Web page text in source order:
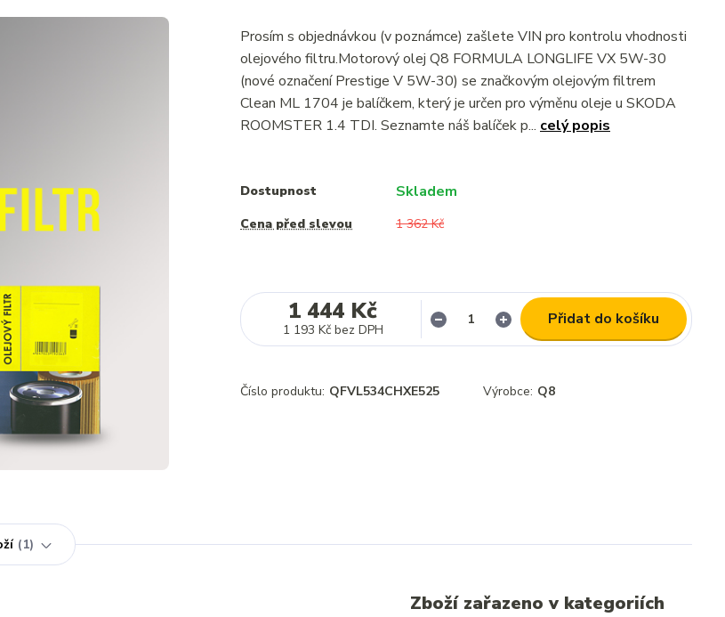
Prosím s objednávkou (v poznámce) zašlete VIN pro kontrolu vhodnosti
olejového filtru.Motorový olej Q8 FORMULA LONGLIFE VX 5W-30
(nové označení Prestige V 5W-30) se značkovým olejovým filtrem
Clean ML 1704 je balíčkem, který je určen pro výměnu oleje u SKODA
ROOMSTER 1.4 TDI. Seznamte náš balíček p... celý popis
Dostupnost Skladem
Cena před slevou 1 362 Kč
1 444 Kč
1 193 Kč bez DPH
Přidat do košíku
Číslo produktu: QFVL534CHXE525 Výrobce: Q8
1
Zboží zařazeno v kategoriích